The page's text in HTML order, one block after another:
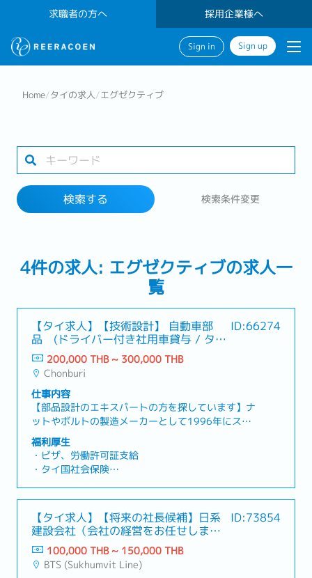
求職者の方へ 採用企業様へ
Sign in Sign up
業界
Home/タイの求人/エグゼクティブ
検索する 検索条件変更
4件の求人: エグゼクティブの求人一
覧
【タイ求人】【技術設計】 自動車部
品 (ドライバー付き社用車貸与 / タイ
と日系のJV企業)
ID:66274
200,000 THB ~ 300,000 THB
Chonburi
仕事内容
【部品設計のエキスパートの方を探しています】ナ
ットやボルトの製造メーカーとして1996年にスタ
ートした同社。総勢280名の同社はビジネス部門、
工場部門、管理部門と3つの部門に分かれて、各部
門のGMが管掌しています。【募集背景】今回、工
場部門で設計のエキスパートの方を募集することに
なりました。現在の製造工程をさらに磨き上げ、効
と協力しながら、これまで培ってこられた部品設計
の知識、経験、技術を社内のメンバーに伝承をして
いただき、製造工程の見直し、コスト削減、工場内
の改善活動まで幅広く活躍して頂きたいです。【仕
福利厚生
・ビザ、労働許可証支給
・タイ国社会保険
・通勤補助（社用車・ドライバー貸与
・住宅補助
・賞与（年1回 / 22年度実績2カ月）
・昇給（実績により）
・有給(試用期間後より6日）
・一時帰国手当（航空券 年2回）
【タイ求人】【将来の社長候補】日系
建設会社（会社の経営をお任せしま
す！）
ID:73854
100,000 THB ~ 150,000 THB
BTS (Sukhumvit Line)